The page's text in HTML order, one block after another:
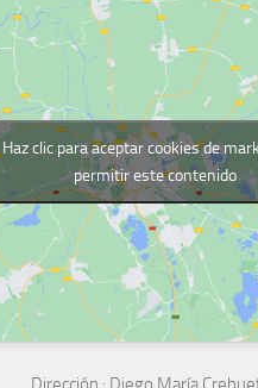
Haz clic para aceptar cookies de
permitir este contenido